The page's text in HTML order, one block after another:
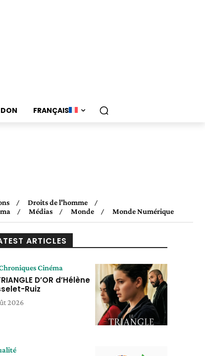
FRANÇAIS
Droits de l'homme
Médias Monde Monde Numérique
ARTICLES
Cinéma
D’OR d’Hélène
Ruiz
2026